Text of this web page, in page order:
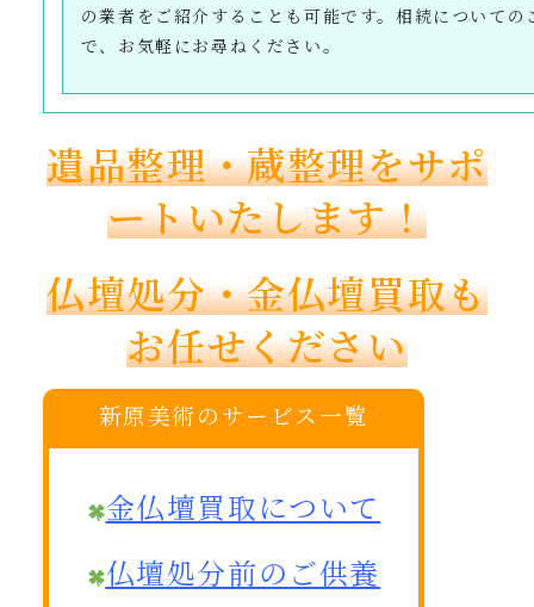
の業者をご紹介することも可能です。相続について
で、お気軽にお尋ねください。
遺品整理・蔵整理をサポ
ートいたします！
仏壇処分・金仏壇買取も
お任せください
新原美術のサービス一覧
金仏壇買取について
仏壇処分前のご供養